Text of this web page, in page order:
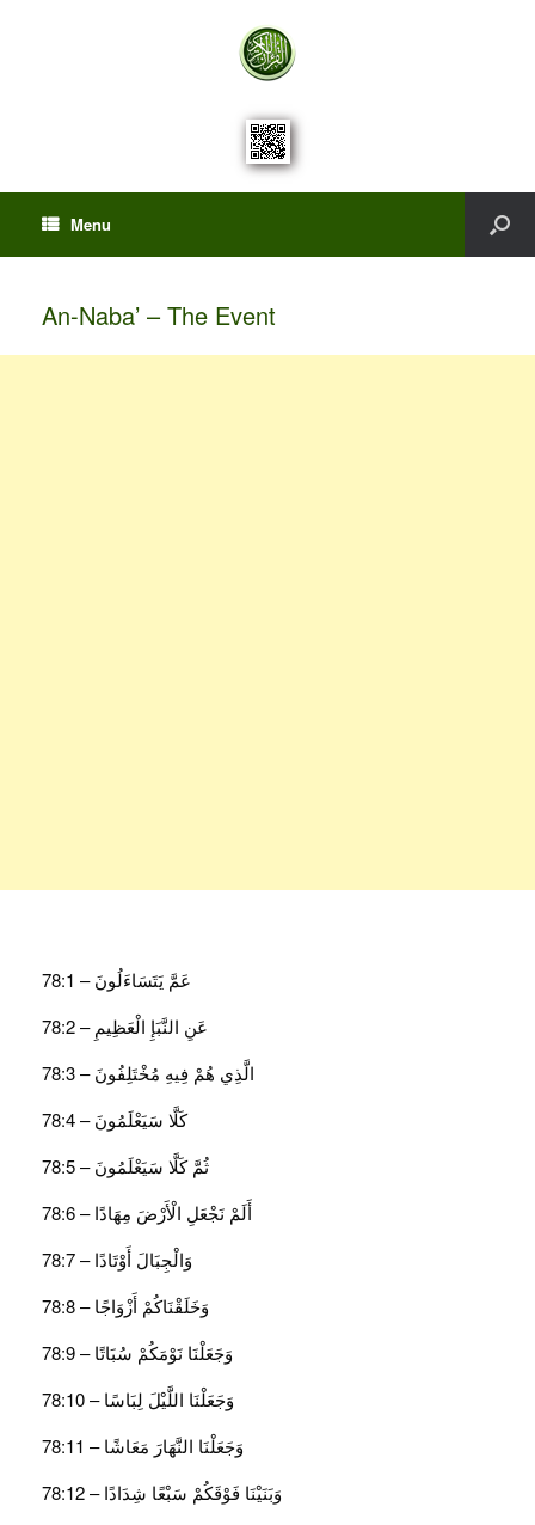
Menu
An-Naba’ – The Event
عَمَّ يَتَسَاءَلُونَ – 78:1
عَنِ النَّبَإِ الْعَظِيمِ – 78:2
الَّذِي هُمْ فِيهِ مُخْتَلِفُونَ – 78:3
كَلَّا سَيَعْلَمُونَ – 78:4
ثُمَّ كَلَّا سَيَعْلَمُونَ – 78:5
أَلَمْ نَجْعَلِ الْأَرْضَ مِهَادًا – 78:6
وَالْجِبَالَ أَوْتَادًا – 78:7
وَخَلَقْنَاكُمْ أَزْوَاجًا – 78:8
وَجَعَلْنَا نَوْمَكُمْ سُبَاتًا – 78:9
وَجَعَلْنَا اللَّيْلَ لِبَاسًا – 78:10
وَجَعَلْنَا النَّهَارَ مَعَاشًا – 78:11
وَبَنَيْنَا فَوْقَكُمْ سَبْعًا شِدَادًا – 78:12